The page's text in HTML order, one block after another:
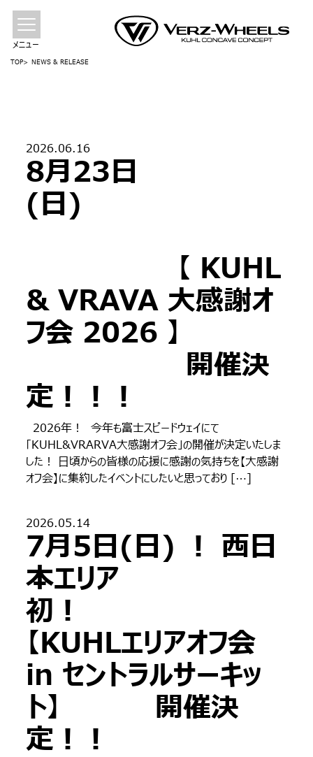
メニュー
TOP NEWS & RELEASE
2026.06.16
8月23日
(日)
【 KUHL
& VRAVA 大感謝オ
フ会 2026 】
開催決
定！！！
2026年！ 今年も富士スピードウェイにて
「KUHL&VRARVA大感謝オフ会」の開催が決定いたしま
した！ 日頃からの皆様の応援に感謝の気持ちを【大感謝
オフ会】に集約したイベントにしたいと思っており […]
2026.05.14
7月5日(日) ！ 西日
本エリア
初！
【KUHLエリアオフ会
in セントラルサーキッ
ト】 開催決
定！！